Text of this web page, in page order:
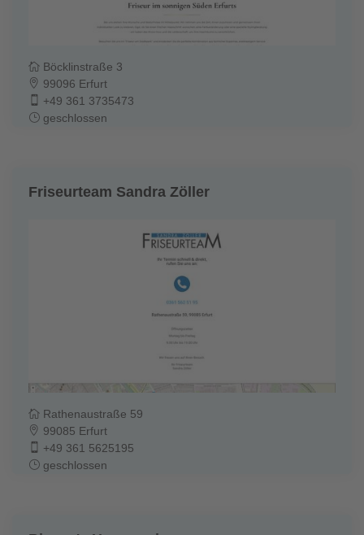
Böcklinstraße 3
99096 Erfurt
+49 361 3735473
geschlossen
Friseurteam Sandra Zöller
Rathenaustraße 59
99085 Erfurt
+49 361 5625195
geschlossen